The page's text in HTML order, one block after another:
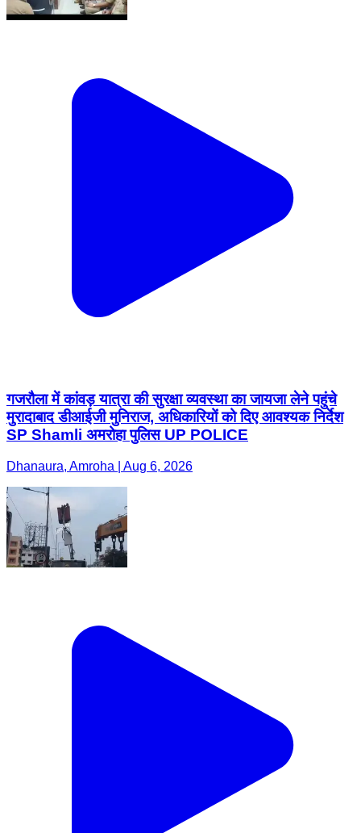
गजरौला में कांवड़ यात्रा की सुरक्षा व्यवस्था का जायजा लेने पहुंचे
मुरादाबाद डीआईजी मुनिराज, अधिकारियों को दिए आवश्यक निर्देश
SP Shamli अमरोहा पुलिस UP POLICE
Dhanaura, Amroha | Aug 6, 2026